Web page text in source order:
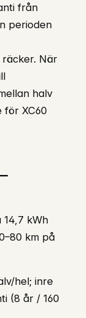
från
perioden
När
halv
för XC60
kWh
km på
hel; inre
(8 år / 160